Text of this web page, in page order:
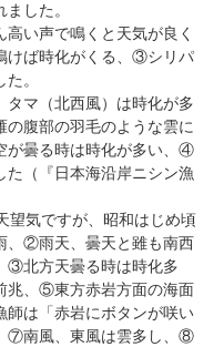
した。
い声で鳴くと天気が良く
けば時化がくる、③シリパ
。
マ（北西風）は時化が多
腹部の羽毛のような雲に
が曇る時は時化が多い、④
た（『日本海沿岸ニシン漁
望気ですが、昭和はじめ頃
、②雨天、曇天と雖も南西
③北方天曇る時は時化多
兆、⑤東方赤岩方面の海面
師は「赤岩にボタンが咲い
⑦南風、東風は雲多し、⑧